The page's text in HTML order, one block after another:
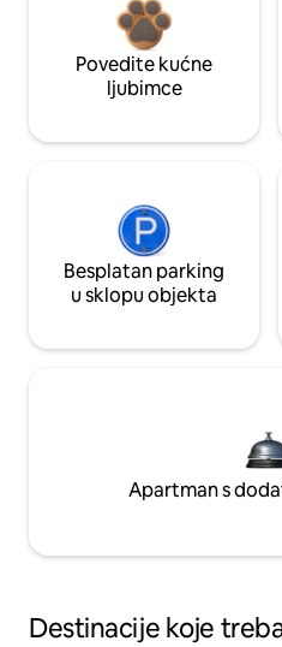
Povedite kućne
ljubimce
Besplatan parking
u sklopu objekta
Apartman s
Destinacije koje